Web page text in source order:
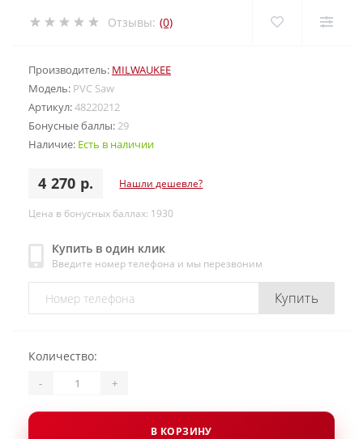
Отзывы: (0)
Производитель: MILWAUKEE
Модель: PVC Saw
Артикул:48220212
Бонусные баллы:29
Наличие: Есть в наличии
4 270 р. Нашли дешевле?
Цена в бонусных баллах: 1930
Купить в один клик
Введите номер телефона и мы перезвоним
Купить
Количество:
- +
В КОРЗИНУ